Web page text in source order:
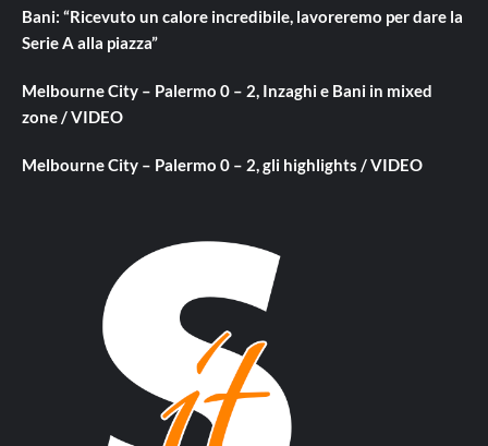
Bani: “Ricevuto un calore incredibile, lavoreremo per dare la
Serie A alla piazza”
Melbourne City – Palermo 0 – 2, Inzaghi e Bani in mixed
zone / VIDEO
Melbourne City – Palermo 0 – 2, gli highlights / VIDEO